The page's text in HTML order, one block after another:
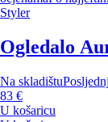
Styler
Ogledalo
Na skladištu
83 €
U košaricu